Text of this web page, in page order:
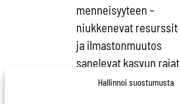
Hallinnoi suostumusta
menneisyyteen –
niukkenevat resurssit
ja ilmastonmuutos
sanelevat kasvun rajat
ja mahdollisuudet.